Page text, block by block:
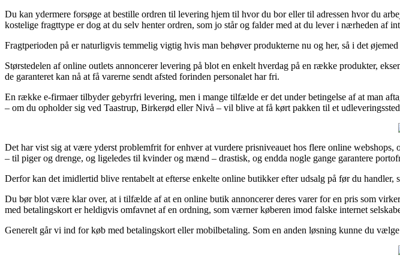
Du kan ydermere forsøge at bestille ordren til levering hjem til hvor du bor eller til adressen hvor du
kostelige fragttype er dog at du selv henter ordren, som jo står og falder med at du lever i nærheden af
Fragtperioden på er naturligvis temmelig vigtig hvis man behøver produkterne nu og her, så i det
Størstedelen af online outlets annoncerer levering på blot en enkelt hverdag på en række produkter,
de garanteret kan nå at få varerne sendt afsted forinden personalet har fri.
En række e-firmaer tilbyder gebyrfri levering, men i mange tilfælde er det under betingelse af at man
– om du opholder sig ved Taastrup, Birkerød eller Nivå – vil blive at få kørt pakken til et
Det har vist sig at være yderst problemfrit for enhver at vurdere prisniveauet hos flere online
– til piger og drenge, og ligeledes til kvinder og mænd – drastisk, og endda nogle gange garantere
Derfor kan det imidlertid blive rentabelt at efterse enkelte online butikker efter udsalg på før du handler,
Du bør blot være klar over, at i tilfælde af at en online butik annoncerer deres varer for en pris som
med betalingskort er heldigvis omfavnet af en ordning, som værner køberen imod falske internet
Generelt går vi ind for køb med betalingskort eller mobilbetaling. Som en anden løsning kunne du